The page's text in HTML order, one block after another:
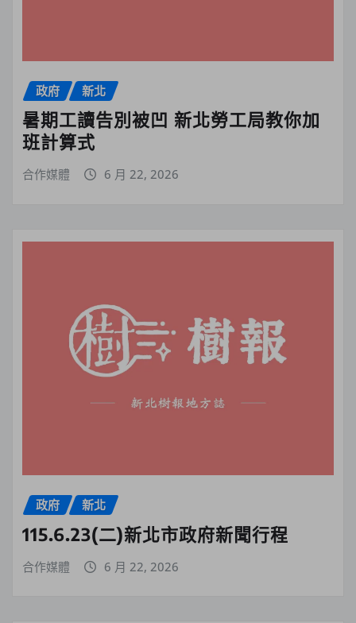
政府 新北
暑期工讀告別被凹 新北勞工局教你加
班計算式
合作媒體 6 月 22, 2026
政府 新北
115.6.23(二)新北市政府新聞行程
合作媒體 6 月 22, 2026